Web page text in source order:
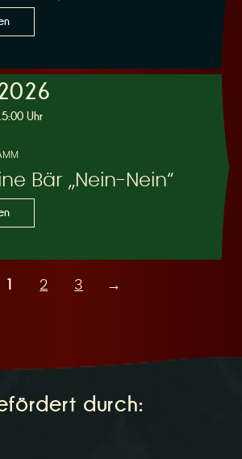
Uhr
Bär „Nein-Nein“
2 3 →
durch: